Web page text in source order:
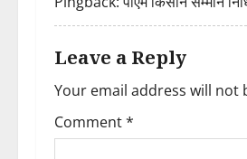
a
t
i
o
Leave a Reply
Your email address will not
Comment*